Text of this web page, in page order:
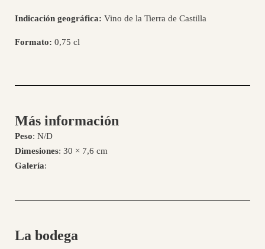
Indicación geográfica: Vino de la Tierra de Castilla
Formato: 0,75 cl
Más información
Peso: N/D
Dimesiones: 30 × 7,6 cm
Galería:
La bodega